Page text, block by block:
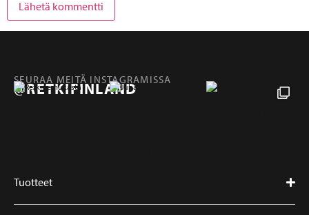
SEURAA MEITÄ INSTAGRAMISSA
@RETKIFINLAND
Tuotteet